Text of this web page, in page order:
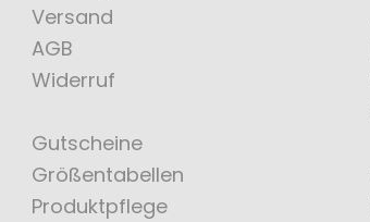
Versand
AGB
Widerruf
Gutscheine
Größentabellen
Produktpflege